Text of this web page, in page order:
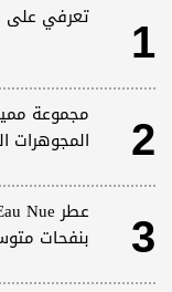
1 تعرفي على
2
مجموعة
المجوهرات
3
بنفحات